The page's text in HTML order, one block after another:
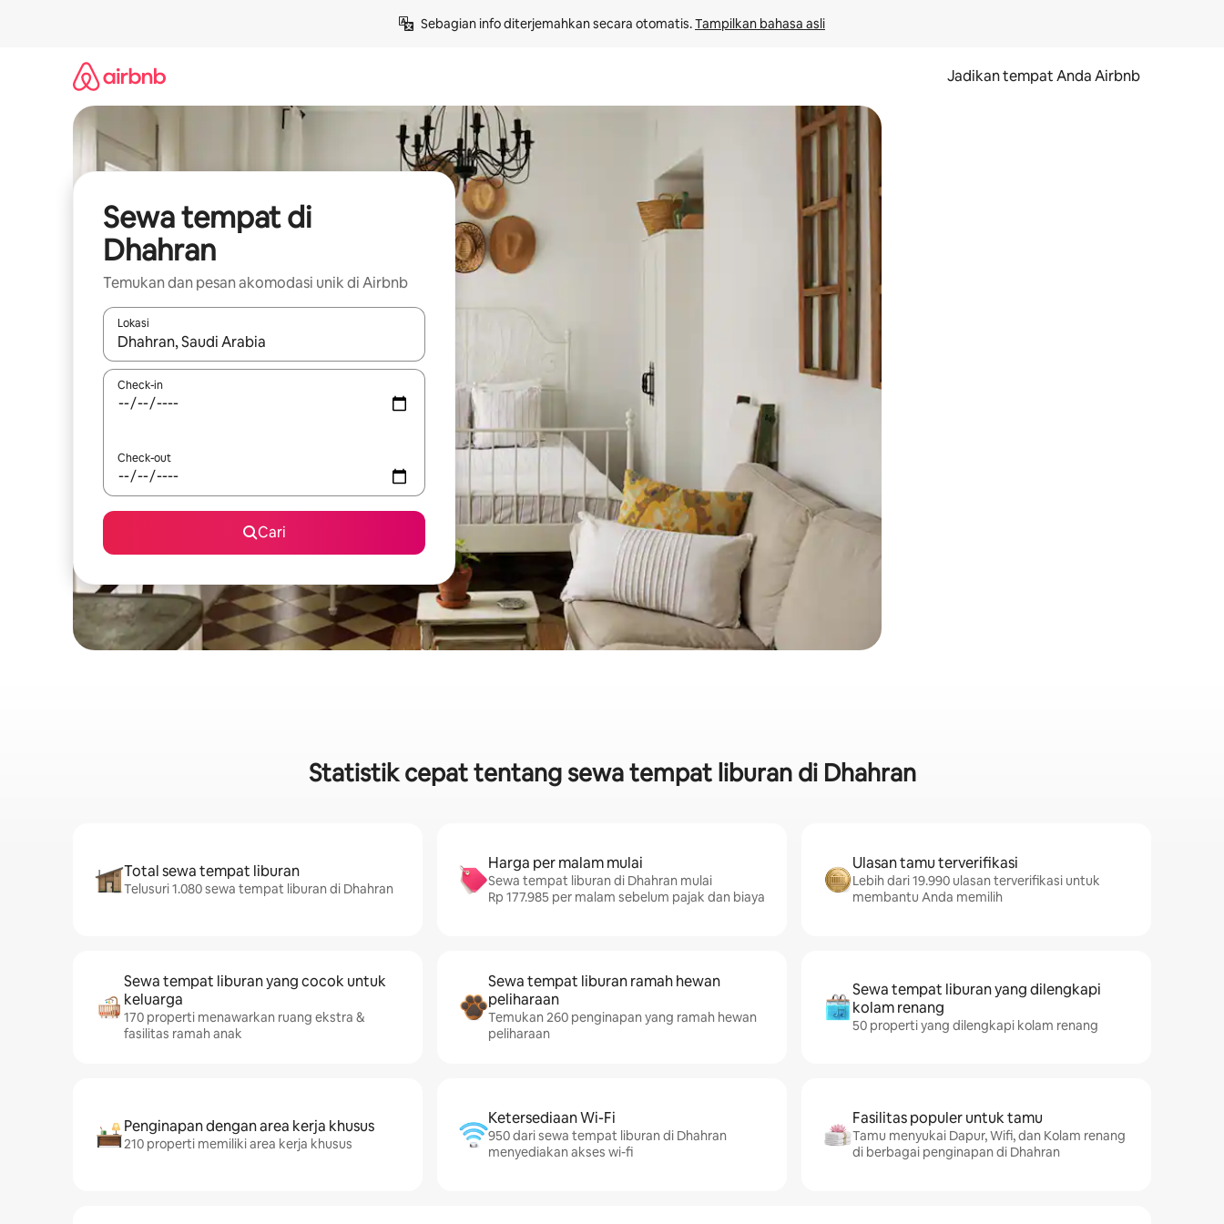
Sebagian info diterjemahkan secara otomatis. Tampilkan bahasa asli
Jadikan tempat Anda Airbnb
Sewa tempat di
Dhahran
Temukan dan pesan akomodasi unik di Airbnb
Lokasi
Jika hasil yang dicari tersedia, telusuri dengan tombol panah ke atas dan ke bawah atau jelajahi dengan sentuhan atau gerakan menggeser.
Check-in
Check-out
Cari
Statistik cepat tentang sewa tempat liburan di Dhahran
Total sewa tempat liburan
Telusuri 1.080 sewa tempat liburan di Dhahran
Harga per malam mulai
Sewa tempat liburan di Dhahran mulai
Rp 177.985 per malam sebelum pajak dan biaya
Ulasan tamu terverifikasi
Lebih dari 19.990 ulasan terverifikasi untuk
membantu Anda memilih
Sewa tempat liburan yang cocok untuk
keluarga
170 properti menawarkan ruang ekstra &
fasilitas ramah anak
Sewa tempat liburan ramah hewan
peliharaan
Temukan 260 penginapan yang ramah hewan
peliharaan
Sewa tempat liburan yang dilengkapi
kolam renang
50 properti yang dilengkapi kolam renang
Penginapan dengan area kerja khusus
210 properti memiliki area kerja khusus
Ketersediaan Wi-Fi
950 dari sewa tempat liburan di Dhahran
menyediakan akses wi-fi
Fasilitas populer untuk tamu
Tamu menyukai Dapur, Wifi, dan Kolam renang
di berbagai penginapan di Dhahran